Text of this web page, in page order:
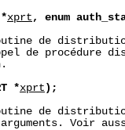
*xprt , enum
de
de procédure
*xprt );
de
Voir